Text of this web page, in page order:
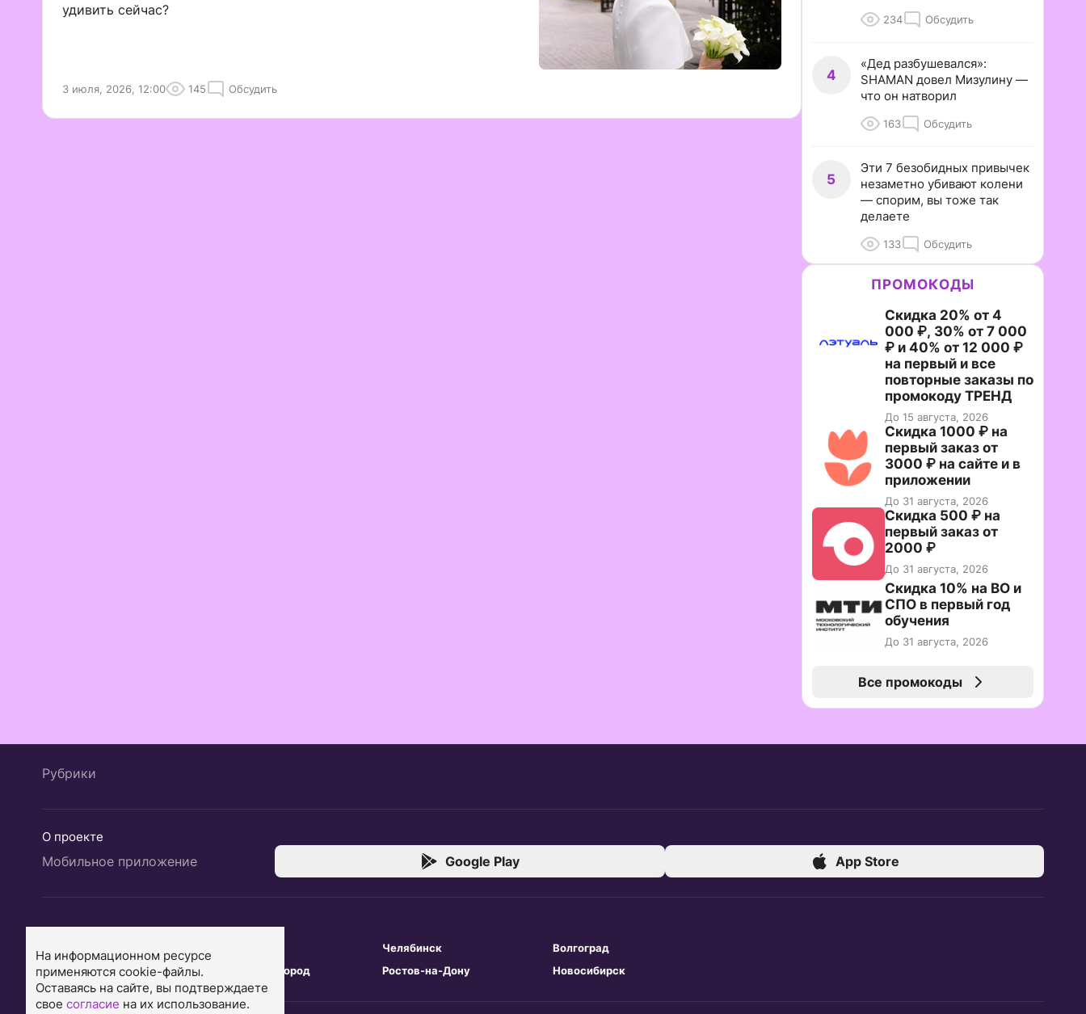
удивить сейчас?
3 июля, 2026, 12:00 145 Обсудить
234 Обсудить
4
«Дед разбушевался»:
SHAMAN довел Мизулину —
что он натворил
163 Обсудить
5
Эти 7 безобидных привычек
незаметно убивают колени
— спорим, вы тоже так
делаете
133 Обсудить
ПРОМОКОДЫ
Скидка 20% от 4
000 ₽, 30% от 7 000
₽ и 40% от 12 000 ₽
на первый и все
повторные заказы по
промокоду ТРЕНД
До 15 августа, 2026
Скидка 1000 ₽ на
первый заказ от
3000 ₽ на сайте и в
приложении
До 31 августа, 2026
Скидка 500 ₽ на
первый заказ от
2000 ₽
До 31 августа, 2026
Скидка 10% на ВО и
СПО в первый год
обучения
До 31 августа, 2026
Все промокоды
Рубрики
О проекте
Мобильное приложение Google Play App Store
Тюмень
Нижний Новгород
Челябинск
Ростов-на-Дону
Волгоград
Новосибирск
На информационном ресурсе
применяются cookie-файлы.
Оставаясь на сайте, вы подтверждаете
свое согласие на их использование.